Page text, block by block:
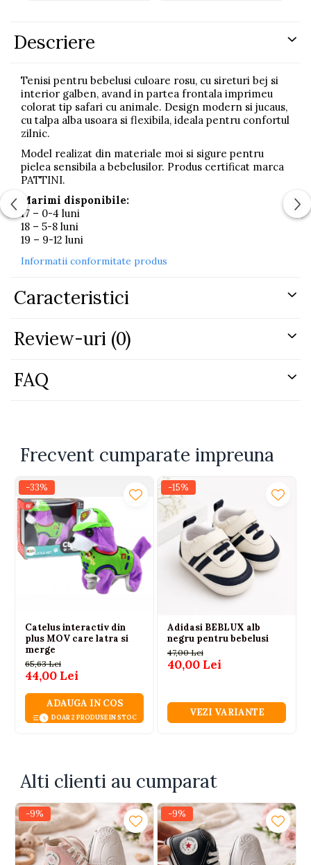
Descriere
Tenisi pentru bebelusi culoare rosu, cu sireturi bej si
interior galben, avand in partea frontala imprimeu
colorat tip safari cu animale. Design modern si jucaus,
cu talpa alba usoara si flexibila, ideala pentru confortul
zilnic.
Model realizat din materiale moi si sigure pentru
pielea sensibila a bebelusilor. Produs certificat marca
PATTINI.
Marimi disponibile:
17 – 0-4 luni
18 – 5-8 luni
19 – 9-12 luni
Informatii conformitate produs
Caracteristici
Review-uri (0)
FAQ
Frecvent cumparate impreuna
-33%
Catelus interactiv din
plus MOV care latra si
merge
65,63 Lei
44,00 Lei
ADAUGA IN COS
DOAR 2 PRODUSE IN STOC
-15%
Adidasi BEBLUX alb
negru pentru bebelusi
47,00 Lei
40,00 Lei
VEZI VARIANTE
Alti clienti au cumparat
-9% -9%